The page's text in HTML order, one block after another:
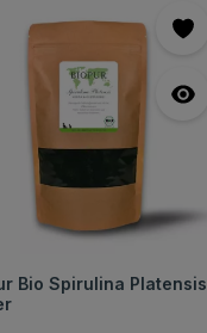
Bio Spirulina Platensis